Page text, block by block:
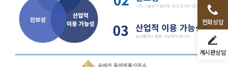
전화상담
게시판상담